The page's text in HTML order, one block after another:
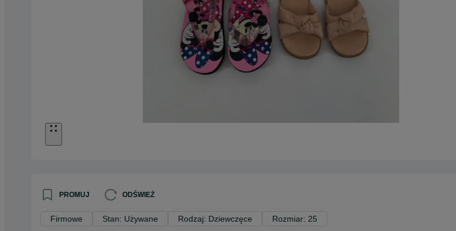
PROMUJ ODŚWIEŻ
Firmowe Stan: Używane Rodzaj: Dziewczęce Rozmiar: 25